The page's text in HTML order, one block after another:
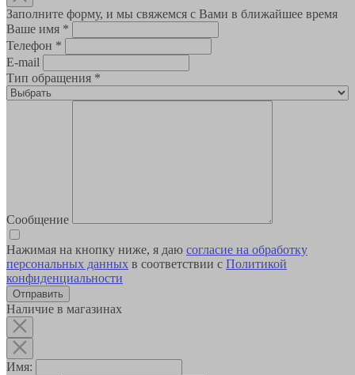
Заполните форму, и мы свяжемся с Вами в ближайшее время
Ваше имя *
Телефон *
E-mail
Тип обращения *
Сообщение
Нажимая на кнопку ниже, я даю согласие на обработку
персональных данных в соответствии с Политикой
конфиденциальности
Наличие в магазинах
Имя: